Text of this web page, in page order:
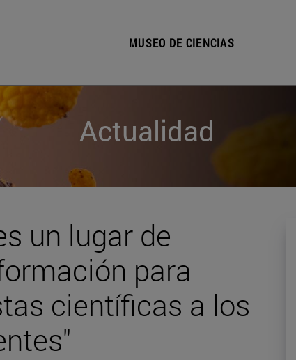
MUSEO DE CIENCIAS
Actualidad
un lugar de
para
científicas a los